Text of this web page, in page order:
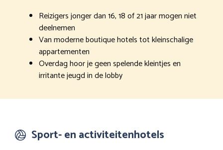
Reizigers jonger dan 16, 18 of 21 jaar mogen niet
deelnemen
Van moderne boutique hotels tot kleinschalige
appartementen
Overdag hoor je geen spelende kleintjes en
irritante jeugd in de lobby
Sport- en activiteitenhotels